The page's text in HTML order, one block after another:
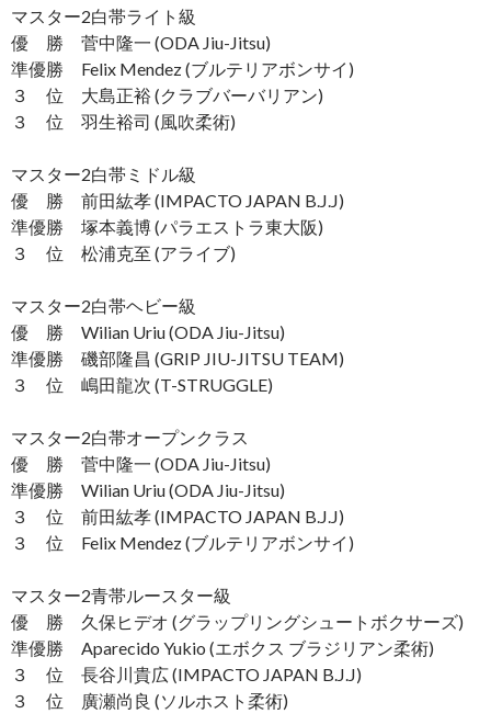
マスター2白帯ライト級
優 勝 菅中隆一 (ODA Jiu-Jitsu)
準優勝 Felix Mendez (ブルテリアボンサイ)
３ 位 大島正裕 (クラブバーバリアン)
３ 位 羽生裕司 (風吹柔術)
マスター2白帯ミドル級
優 勝 前田紘孝 (IMPACTO JAPAN B.J.J)
準優勝 塚本義博 (パラエストラ東大阪)
３ 位 松浦克至 (アライブ)
マスター2白帯ヘビー級
優 勝 Wilian Uriu (ODA Jiu-Jitsu)
準優勝 磯部隆昌 (GRIP JIU-JITSU TEAM)
３ 位 嶋田龍次 (T-STRUGGLE)
マスター2白帯オープンクラス
優 勝 菅中隆一 (ODA Jiu-Jitsu)
準優勝 Wilian Uriu (ODA Jiu-Jitsu)
３ 位 前田紘孝 (IMPACTO JAPAN B.J.J)
３ 位 Felix Mendez (ブルテリアボンサイ)
マスター2青帯ルースター級
優 勝 久保ヒデオ (グラップリングシュートボクサーズ)
準優勝 Aparecido Yukio (エボクス ブラジリアン柔術)
３ 位 長谷川貴広 (IMPACTO JAPAN B.J.J)
３ 位 廣瀬尚良 (ソルホスト柔術)